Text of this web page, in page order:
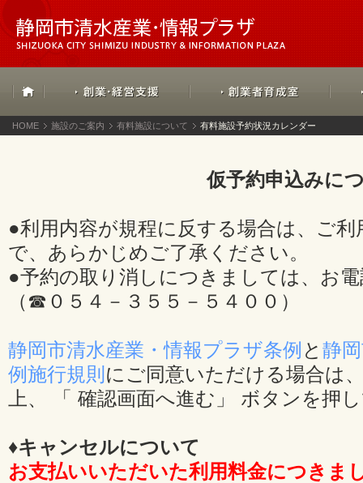
HOME 施設のご案内 有料施設について 有料施設予約状況カレンダー
仮予約申込みに
●利用内容が規程に反する場合は、ご
で、あらかじめご了承ください。
●予約の取り消しにつきましては、お
（☎０５４－３５５－５４００）
静岡市清水産業・情報プラザ条例 と 静
例施行規則 にご同意いただける場合は
上、 「 確認画面へ進む」 ボタンを押
♦キャンセルについて
お支払いいただいた利用料金につきま